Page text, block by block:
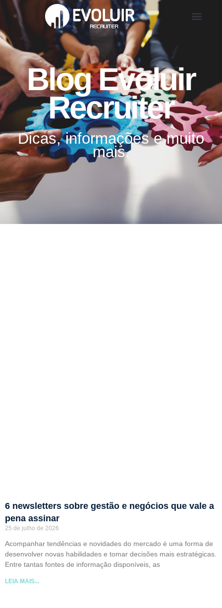
Blog Evoluir
Recruiter
Dicas, informações e muito
mais.
6 newsletters sobre gestão e negócios que vale a
pena assinar
25 de julho de 2026
Acompanhar tendências e novidades do mercado é uma forma de
desenvolver novas habilidades e tomar decisões mais estratégicas.
Entre tantas fontes de informação disponíveis, as
LEIA MAIS...